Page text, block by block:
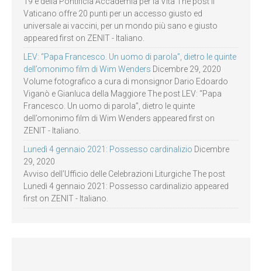
Vaticano offre 20 punti per un accesso giusto ed
universale ai vaccini, per un mondo più sano e giusto
appeared first on ZENIT - Italiano.
LEV: “Papa Francesco. Un uomo di parola”, dietro le quinte
dell’omonimo film di Wim Wenders Dicembre 29, 2020
Volume fotografico a cura di monsignor Dario Edoardo
Viganò e Gianluca della Maggiore The post LEV: “Papa
Francesco. Un uomo di parola”, dietro le quinte
dell’omonimo film di Wim Wenders appeared first on
ZENIT - Italiano.
Lunedì 4 gennaio 2021: Possesso cardinalizio Dicembre
29, 2020
Avviso dell’Ufficio delle Celebrazioni Liturgiche The post
Lunedì 4 gennaio 2021: Possesso cardinalizio appeared
first on ZENIT - Italiano.